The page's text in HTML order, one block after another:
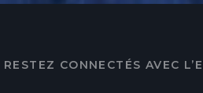
RESTEZ CONNECTÉS AVEC